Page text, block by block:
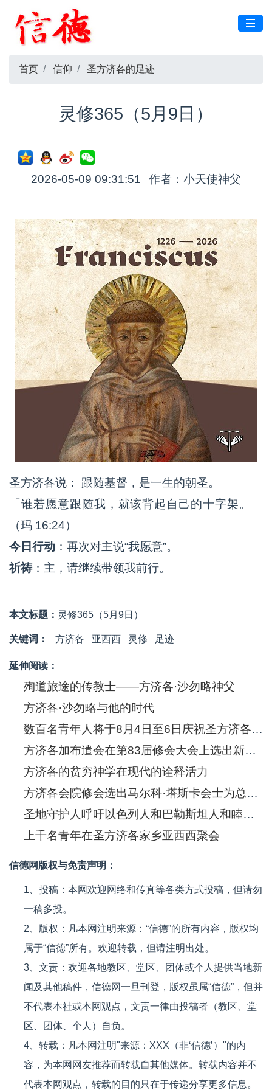
首页 信仰 圣方济各的足迹
灵修365（5月9日）
2026-05-09 09:31:51 作者：小天使神父
圣方济各说： 跟随基督，是一生的朝圣。
「谁若愿意跟随我，就该背起自己的十字架。」
（玛 16:24）
今日行动 ：再次对主说“我愿意”。
祈祷：主，请继续带领我前行。
本文标题： 灵修365（5月9日）
关键词： 方济各 亚西西 灵修 足迹
延伸阅读：
殉道旅途的传教士——方济各·沙勿略神父
方济各·沙勿略与他的时代
数百名青年人将于8月4日至6日庆祝圣方济各·沙勿略诞生五百年
方济各加布遣会在第83届修会大会上选出新的总会长
方济各的贫穷神学在现代的诠释活力
方济各会院修会选出马尔科·塔斯卡会士为总会长
圣地守护人呼吁以色列人和巴勒斯坦人和睦共处
上千名青年在圣方济各家乡亚西西聚会
信德网版权与免责声明：
1、投稿：本网欢迎网络和传真等各类方式投稿，但请勿
一稿多投。
2、版权：凡本网注明来源：“信德”的所有内容，版权均
属于“信德”所有。欢迎转载，但请注明出处。
3、文责：欢迎各地教区、堂区、团体或个人提供当地新
闻及其他稿件，信德网一旦刊登，版权虽属“信德”，但并
不代表本社或本网观点，文责一律由投稿者（教区、堂
区、团体、个人）自负。
4、转载：凡本网注明"来源：XXX（非‘信德’）"的内
容，为本网网友推荐而转载自其他媒体。转载内容并不
代表本网观点，转载的目的只在于传递分享更多信息。